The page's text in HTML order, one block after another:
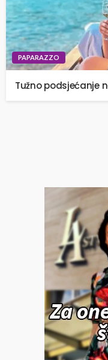
PAPARAZZO
Tužno podsjećanje